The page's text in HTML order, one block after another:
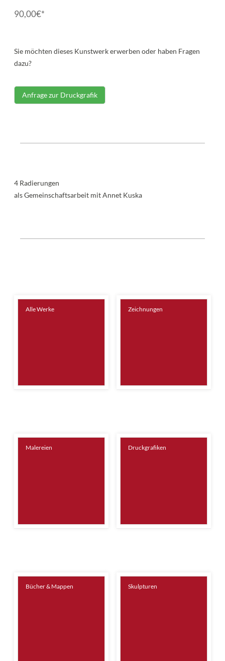
90,00€*
Sie möchten dieses Kunstwerk erwerben oder haben Fragen
dazu?
Anfrage zur Druckgrafik
4 Radierungen
als Gemeinschaftsarbeit mit Annet Kuska
Alle Werke Zeichnungen
Malereien Druckgrafiken
Bücher & Mappen Skulpturen